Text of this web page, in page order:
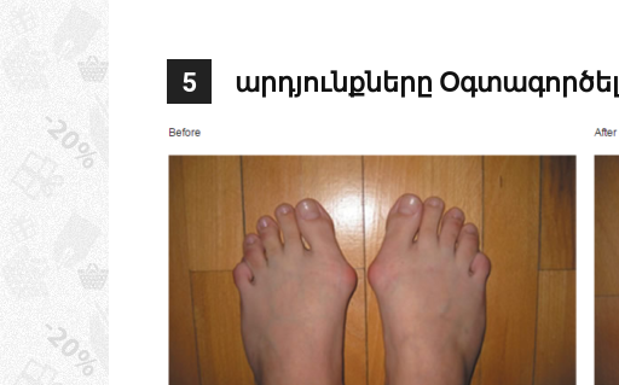
5 արդյունքները Օգտագործել